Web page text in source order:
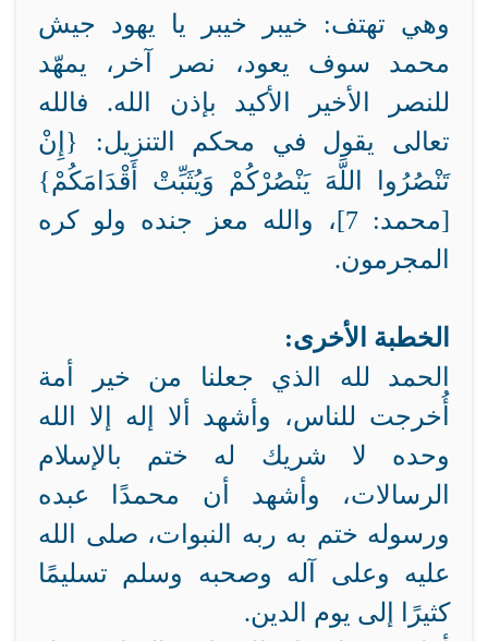
وهي تهتف: خيبر خيبر يا يهود جيش
محمد سوف يعود، نصر آخر، يمهّد
للنصر الأخير الأكيد بإذن الله. فالله
تعالى يقول في محكم التنزيل: {إِنْ
تَنْصُرُوا اللَّهَ يَنْصُرْكُمْ وَيُثَبِّتْ أَقْدَامَكُمْ}
[محمد: 7]، والله معز جنده ولو كره
المجرمون.
الخطبة الأخرى:
الحمد لله الذي جعلنا من خير أمة
أُخرجت للناس، وأشهد ألا إله إلا الله
وحده لا شريك له ختم بالإسلام
الرسالات، وأشهد أن محمدًا عبده
ورسوله ختم به ربه النبوات، صلى الله
عليه وعلى آله وصحبه وسلم تسليمًا
كثيرًا إلى يوم الدين.